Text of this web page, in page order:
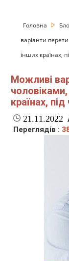
Головна
варіанти
інших країнах,
Можливі
країнах,
21.11.2022
Переглядів :